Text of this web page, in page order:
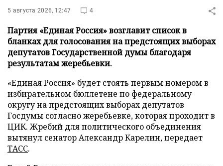
5 августа 2026, 12:47 4
Партия «Единая Россия» возглавит список в
бланках для голосования на предстоящих выборах
депутатов Государственной думы благодаря
результатам жеребьевки.
«Единая Россия» будет стоять первым номером в
избирательном бюллетене по федеральному
округу на предстоящих выборах депутатов
Госдумы согласно жеребьевке, которая проходит в
ЦИК. Жребий для политического объединения
вытянул сенатор Александр Карелин, передает
ТАСС.